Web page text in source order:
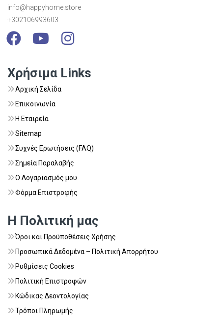
info@happyhome.store
+302106993603
Visit Link
Visit LinkVisit Link
Χρήσιμα Links
Αρχική Σελίδα
Επικοινωνία
Η Εταιρεία
Sitemap
Συχνές Ερωτήσεις (FAQ)
Σημεία Παραλαβής
Ο Λογαριασμός μου
Φόρμα Επιστροφής
Η Πολιτική μας
Όροι και Προϋποθέσεις Χρήσης
Προσωπικά Δεδομένα – Πολιτική Απορρήτου
Ρυθμίσεις Cookies
Πολιτική Επιστροφών
Κώδικας Δεοντολογίας
Τρόποι Πληρωμής